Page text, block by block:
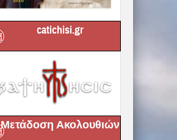
catichisi.gr
Μετάδοση Ακολουθιών